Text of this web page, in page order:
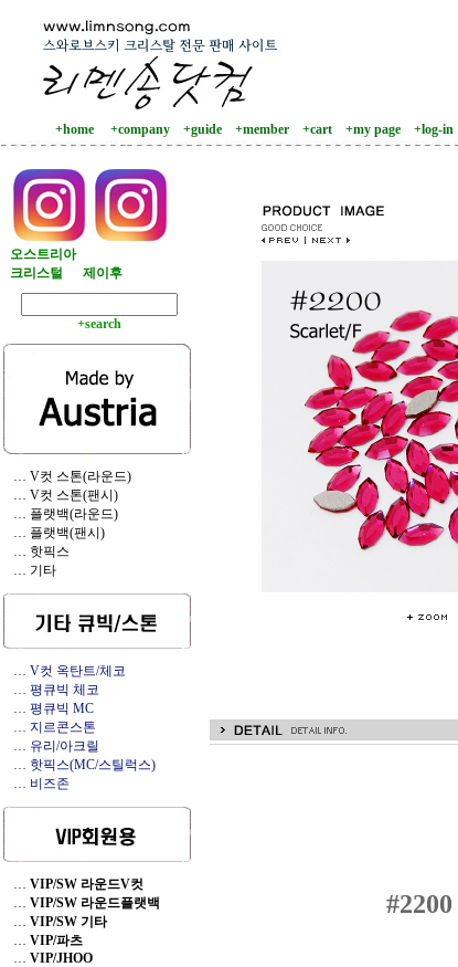
+home +company +guide +member +cart +my page +log-in
오스트리아
크리스털
제이후
+search
… V컷 스톤(라운드)
… V컷 스톤(팬시)
… 플랫백(라운드)
… 플랫백(팬시)
… 핫픽스
… 기타
… V컷 옥탄트/체코
… 평큐빅 체코
… 평큐빅 MC
… 지르콘스톤
… 유리/아크릴
… 핫픽스(MC/스틸럭스)
… 비즈존
… VIP/SW 라운드V컷
… VIP/SW 라운드플랫백
… VIP/SW 기타
… VIP/파츠
… VIP/JHOO
#2200